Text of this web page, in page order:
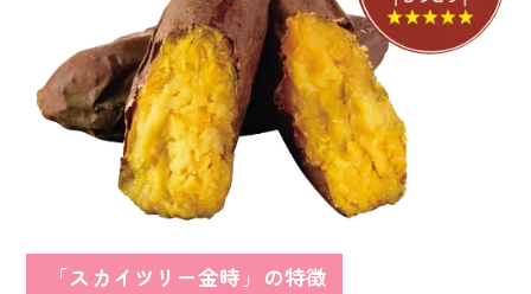
「スカイツリー金時」の特徴